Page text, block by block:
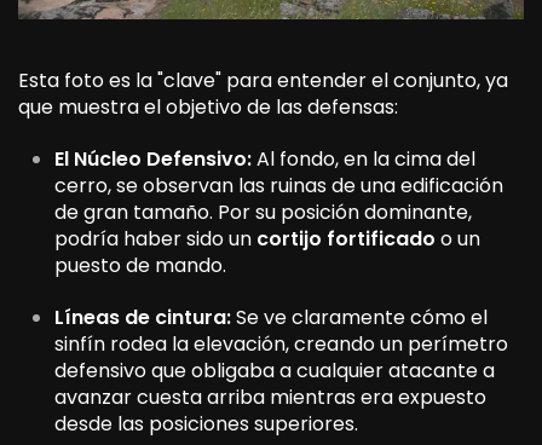
Esta foto es la "clave" para entender el conjunto, ya
que muestra el objetivo de las defensas:
El Núcleo Defensivo:Al fondo, en la cima del
cerro, se observan las ruinas de una edificación
de gran tamaño. Por su posición dominante,
podría haber sido un cortijo fortificado o un
puesto de mando.
Líneas de cintura:Se ve claramente cómo el
sinfín rodea la elevación, creando un perímetro
defensivo que obligaba a cualquier atacante a
avanzar cuesta arriba mientras era expuesto
desde las posiciones superiores.